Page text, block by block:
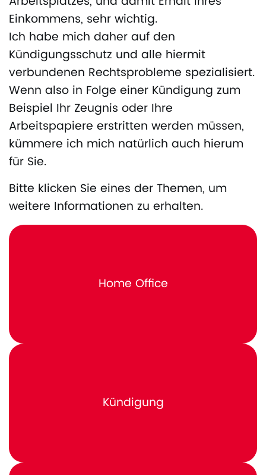
Einkommens, sehr wichtig.
Ich habe mich daher auf den
Kündigungsschutz und alle hiermit
verbundenen Rechtsprobleme spezialisiert.
Wenn also in Folge einer Kündigung zum
Beispiel Ihr Zeugnis oder Ihre
Arbeitspapiere erstritten werden müssen,
kümmere ich mich natürlich auch hierum
für Sie.
Bitte klicken Sie eines der Themen, um
weitere Informationen zu erhalten.
Home Office
Kündigung